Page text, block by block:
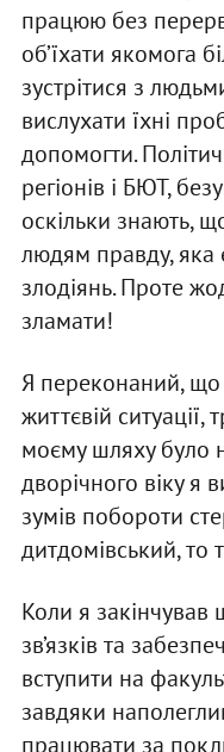
працюю без
об’їхати якомога
зустрітися з
вислухати їхні
допомогти.
регіонів і БЮТ,
оскільки знають,
людям правду, яка
злодіянь. Проте
зламати!
Я переконаний, що
життєвій ситуації,
моєму шляху було
дворічного віку я
зумів побороти
дитдомівський,
Коли я закінчував
зв’язків та
вступити на
завдяки
працювати за